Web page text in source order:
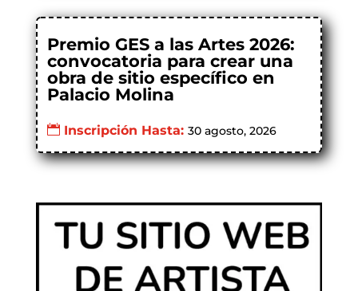
Premio GES a las Artes 2026:
convocatoria para crear una
obra de sitio específico en
Palacio Molina
Inscripción Hasta: 30 agosto, 2026